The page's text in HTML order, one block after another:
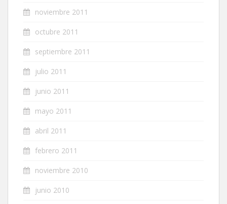
noviembre 2011
octubre 2011
septiembre 2011
julio 2011
junio 2011
mayo 2011
abril 2011
febrero 2011
noviembre 2010
junio 2010